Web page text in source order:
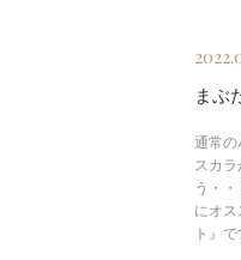
まぶ
通常の
スカ
う・
にオ
ト』